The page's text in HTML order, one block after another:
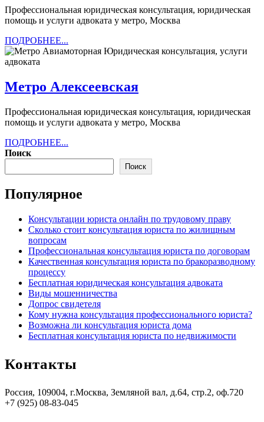
Профессиональная юридическая консультация, юридическая
помощь и услуги адвоката у метро, Москва
ПОДРОБНЕЕ...
Метро АлексеевскаяМетро
Профессиональная юридическая консультация, юридическая
помощь и услуги адвоката у метро, Москва
ПОДРОБНЕЕ...
Поиск
Поиск
Популярное
Консультации юриста онлайн по трудовому праву
Сколько стоит консультация юриста по жилищным
вопросам
Профессиональная консультация юриста по договорам
Качественная консультация юриста по бракоразводному
процессу
Бесплатная юридическая консультация адвоката
Виды мошенничества
Допрос свидетеля
Кому нужна консультация профессионального юриста?
Возможна ли консультация юриста дома
Бесплатная консультация юриста по недвижимости
Контакты
Россия, 109004, г.Москва, Земляной вал, д.64, стр.2, оф.720
+7 (925) 08-83-045